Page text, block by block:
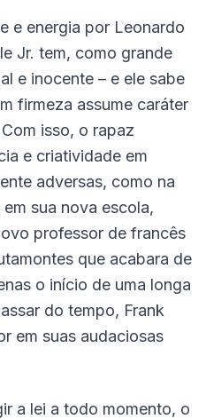
e energia por Leonardo
Jr. tem, como grande
e inocente – e ele sabe
firmeza assume caráter
isso, o rapaz
e criatividade em
adversas, como na
sua nova escola,
professor de francês
que acabara de
o início de uma longa
do tempo, Frank
em suas audaciosas
a lei a todo momento, o